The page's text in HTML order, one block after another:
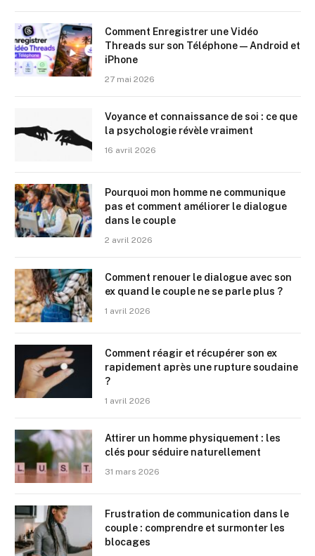
Comment Enregistrer une Vidéo
Threads sur son Téléphone — Android et
iPhone
27 mai 2026
Voyance et connaissance de soi : ce que
la psychologie révèle vraiment
16 avril 2026
Pourquoi mon homme ne communique
pas et comment améliorer le dialogue
dans le couple
2 avril 2026
Comment renouer le dialogue avec son
ex quand le couple ne se parle plus ?
1 avril 2026
Comment réagir et récupérer son ex
rapidement après une rupture soudaine
?
1 avril 2026
Attirer un homme physiquement : les
clés pour séduire naturellement
31 mars 2026
Frustration de communication dans le
couple : comprendre et surmonter les
blocages